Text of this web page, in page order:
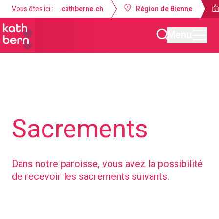
Vous êtes ici : cathberne.ch Région de Bienne
Sacrements
Dans notre paroisse, vous avez la possibilité
de recevoir les sacrements suivants.